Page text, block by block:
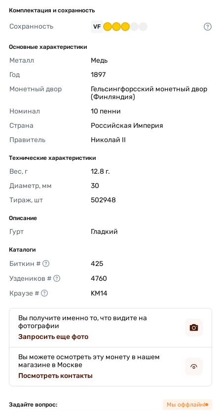
Комплектация и сохранность
Сохранность VF
Основные характеристики
Металл
Медь
Год
1897
Монетный двор
Гельсингфорсский монетный двор
(Финляндия)
Номинал
10 пенни
Страна
Российская Империя
Правитель
Николай II
Технические характеристики
Вес, г
12.8 г.
Диаметр, мм
30
Тираж, шт
502948
Описание
Гурт Гладкий
Каталоги
Биткин #
425
Уздеников #
4760
Краузе #
KM14
Вы получите именно то, что видите на
фотографии
Запросить еще фото
Вы можете осмотреть эту монету в нашем
магазине в Москве
Посмотреть контакты
Задайте вопрос: Мы оффлайн!